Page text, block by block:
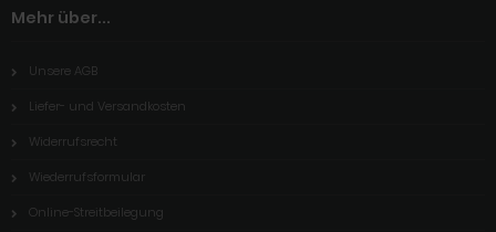
Mehr über...
Unsere AGB
Liefer- und Versandkosten
Widerrufsrecht
Wiederrufsformular
Online-Streitbeilegung